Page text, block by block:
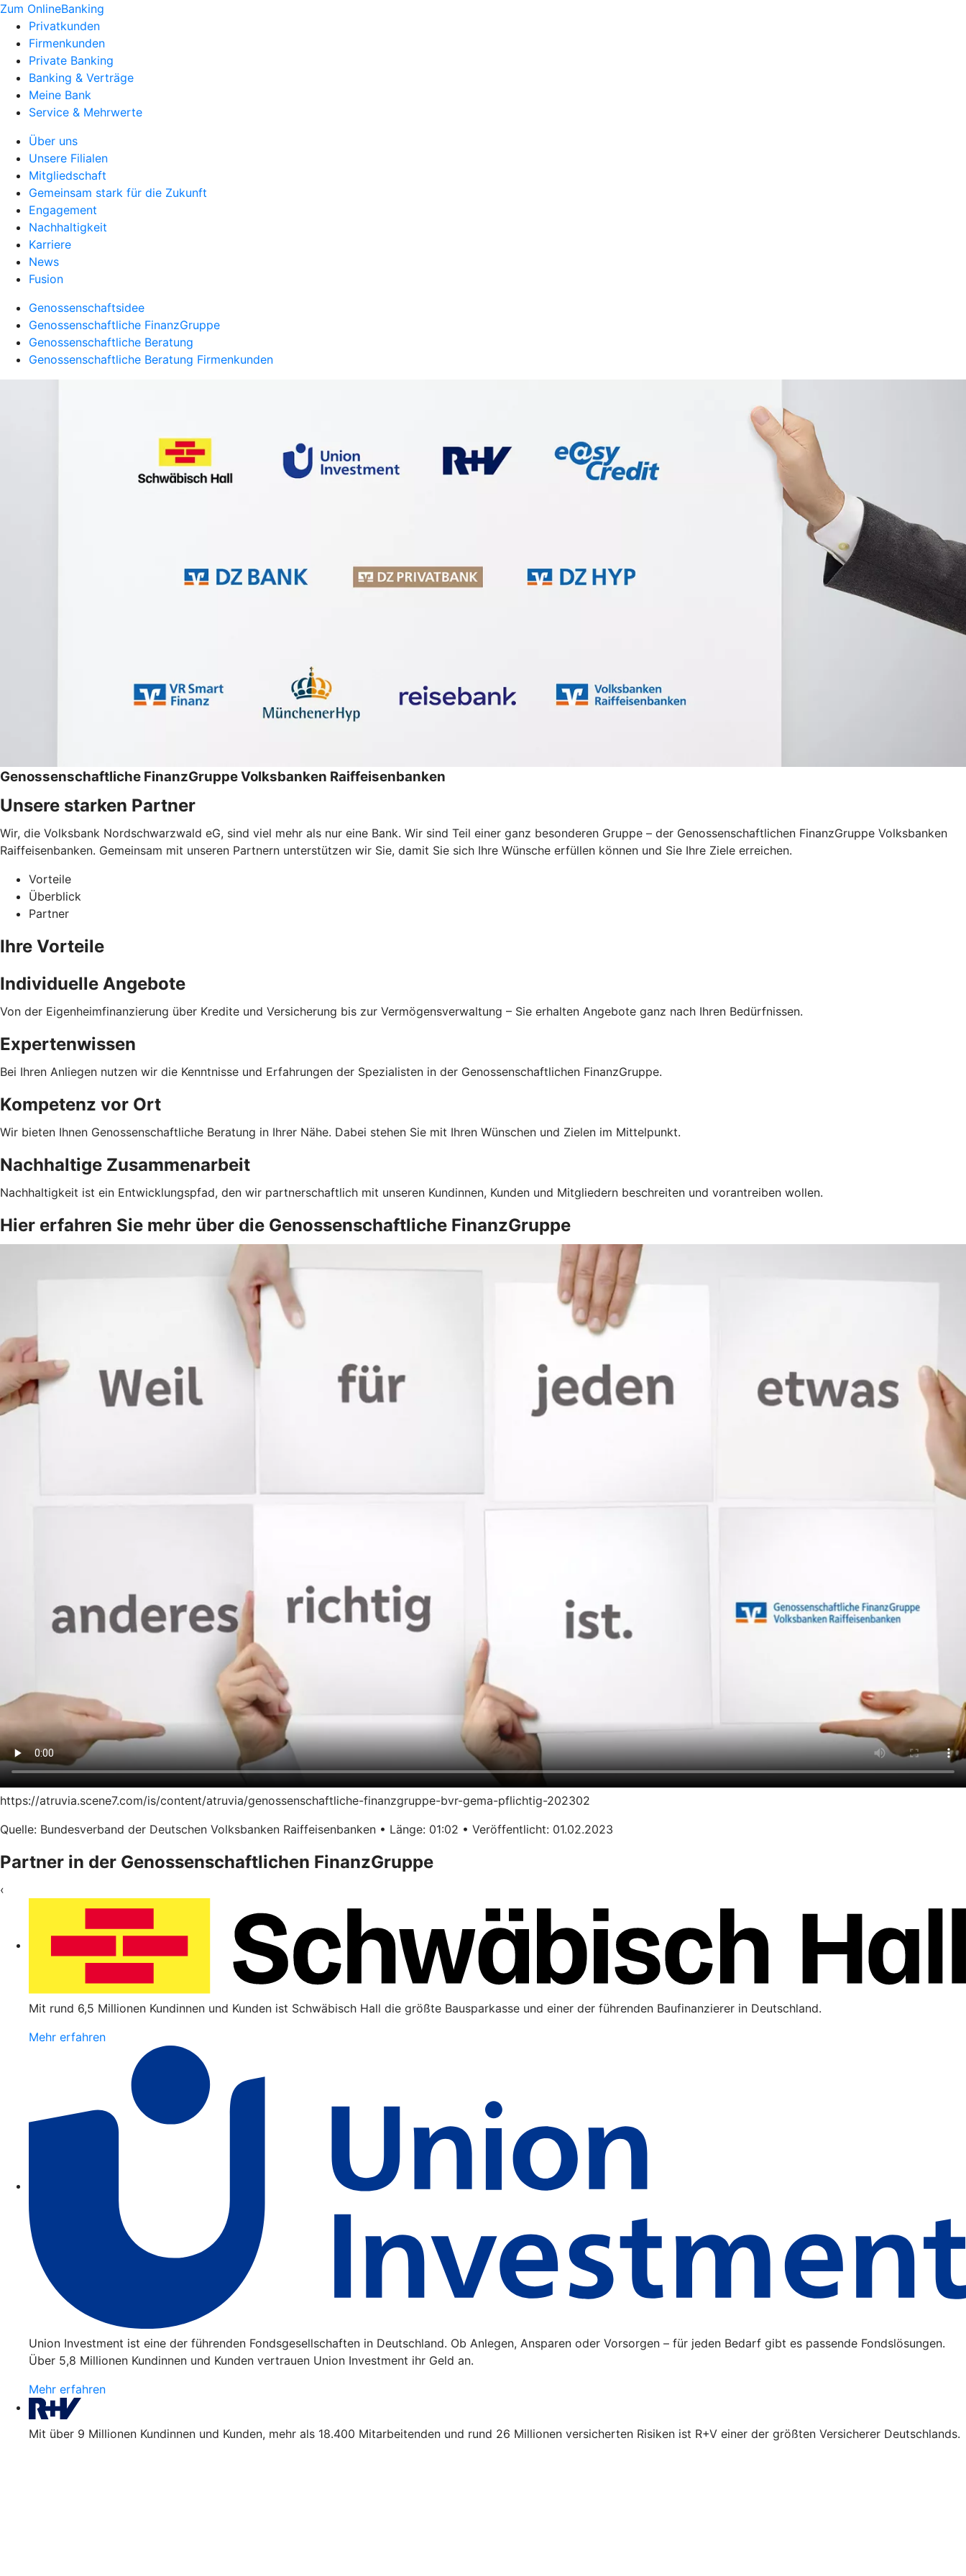
Zum OnlineBanking
Privatkunden
Firmenkunden
Private Banking
Banking & Verträge
Meine Bank
Service & Mehrwerte
Über uns
Unsere Filialen
Mitgliedschaft
Gemeinsam stark für die Zukunft
Engagement
Nachhaltigkeit
Karriere
News
Fusion
Genossenschaftsidee
Genossenschaftliche FinanzGruppe
Genossenschaftliche Beratung
Genossenschaftliche Beratung Firmenkunden
Genossenschaftliche FinanzGruppe Volksbanken Raiffeisenbanken
Unsere starken Partner
Wir, die Volksbank Nordschwarzwald eG, sind viel mehr als nur eine Bank. Wir sind Teil einer ganz besonderen Gruppe – der Genossenschaftlichen FinanzGruppe Volksbanken
Raiffeisenbanken. Gemeinsam mit unseren Partnern unterstützen wir Sie, damit Sie sich Ihre Wünsche erfüllen können und Sie Ihre Ziele erreichen.
Vorteile
Überblick
Partner
Ihre Vorteile
Individuelle Angebote
Von der Eigenheimfinanzierung über Kredite und Versicherung bis zur Vermögensverwaltung – Sie erhalten Angebote ganz nach Ihren Bedürfnissen.
Expertenwissen
Bei Ihren Anliegen nutzen wir die Kenntnisse und Erfahrungen der Spezialisten in der Genossenschaftlichen FinanzGruppe.
Kompetenz vor Ort
Wir bieten Ihnen Genossenschaftliche Beratung in Ihrer Nähe. Dabei stehen Sie mit Ihren Wünschen und Zielen im Mittelpunkt.
Nachhaltige Zusammenarbeit
Nachhaltigkeit ist ein Entwicklungspfad, den wir partnerschaftlich mit unseren Kundinnen, Kunden und Mitgliedern beschreiten und vorantreiben wollen.
Hier erfahren Sie mehr über die Genossenschaftliche FinanzGruppe
https://atruvia.scene7.com/is/content/atruvia/genossenschaftliche-finanzgruppe-bvr-gema-pflichtig-202302
Quelle: Bundesverband der Deutschen Volksbanken Raiffeisenbanken • Länge: 01:02 • Veröffentlicht: 01.02.2023
Partner in der Genossenschaftlichen FinanzGruppe
‹
Mit rund 6,5 Millionen Kundinnen und Kunden ist Schwäbisch Hall die größte Bausparkasse und einer der führenden Baufinanzierer in Deutschland.
Mehr erfahren
Union Investment ist eine der führenden Fondsgesellschaften in Deutschland. Ob Anlegen, Ansparen oder Vorsorgen – für jeden Bedarf gibt es passende Fondslösungen.
Über 5,8 Millionen Kundinnen und Kunden vertrauen Union Investment ihr Geld an.
Mehr erfahren
Mit über 9 Millionen Kundinnen und Kunden, mehr als 18.400 Mitarbeitenden und rund 26 Millionen versicherten Risiken ist R+V einer der größten Versicherer Deutschlands.